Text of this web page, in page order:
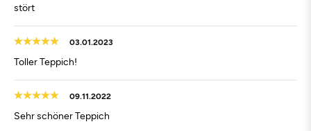
stört
03.01.2023
Toller Teppich!
09.11.2022
Sehr schöner Teppich